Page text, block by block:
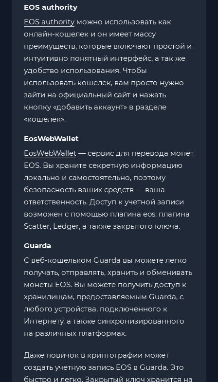
EOS authority
EOS authority можно использовать как
онлайн-кошелек и он имеет массу
преимуществ, которые включают простой и
интуитивно понятный интерфейс, а так же
удобство использования. Чтобы
использовать кошелек, вам просто нужно
зайти на официальный сайт и нажать
кнопку «добавить аккаунт» в разделе
«кошелек».
EosWebWallet
EosWebWallet — сервис для перевода монет
EOS. Вы храните секретную информацию
локально и самостоятельно, поэтому
безопасность ваших средств — ваша
ответственность. Доступ к учетной записи
возможен с помощью плагина eos, плагина
Scatter, Ledger, а также закрытого ключа.
Guarda
С веб-кошельком Guarda вы можете легко
получать, отправлять, хранить и обменивать
монеты EOS. Вы можете получить доступ к
хранилищам, предоставляемым Guarda, с
любого устройства, подключенного к
Интернету, а также синхронизированного
на различных платформах.
Даже новичок в криптографии может
создать учетную запись EOS в Guarda. Это
быстро и легко. Закрытый ключ хранится на